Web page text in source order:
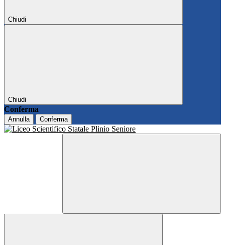
Chiudi
Chiudi
Conferma
Annulla Conferma